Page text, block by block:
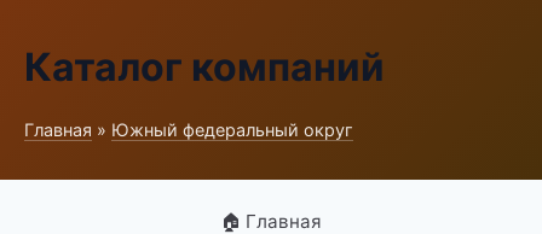
Каталог компаний
Главная » Южный федеральный округ
🏠 Главная